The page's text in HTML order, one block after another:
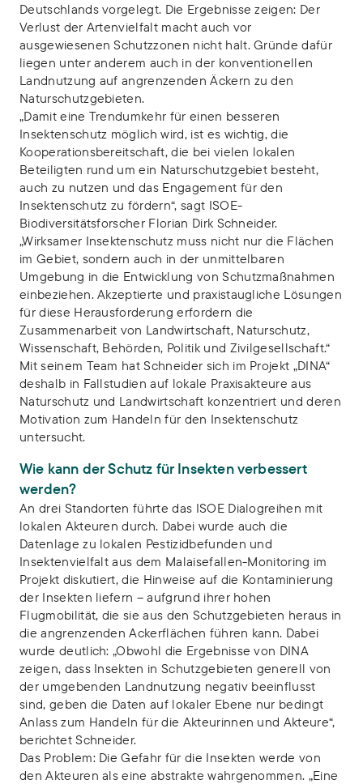
Deutschlands vorgelegt. Die Ergebnisse zeigen: Der
Verlust der Artenvielfalt macht auch vor
ausgewiesenen Schutzzonen nicht halt. Gründe dafür
liegen unter anderem auch in der konventionellen
Landnutzung auf angrenzenden Äckern zu den
Naturschutzgebieten.
„Damit eine Trendumkehr für einen besseren
Insektenschutz möglich wird, ist es wichtig, die
Kooperationsbereitschaft, die bei vielen lokalen
Beteiligten rund um ein Naturschutzgebiet besteht,
auch zu nutzen und das Engagement für den
Insektenschutz zu fördern“, sagt ISOE-
Biodiversitätsforscher Florian Dirk Schneider.
„Wirksamer Insektenschutz muss nicht nur die Flächen
im Gebiet, sondern auch in der unmittelbaren
Umgebung in die Entwicklung von Schutzmaßnahmen
einbeziehen. Akzeptierte und praxistaugliche Lösungen
für diese Herausforderung erfordern die
Zusammenarbeit von Landwirtschaft, Naturschutz,
Wissenschaft, Behörden, Politik und Zivilgesellschaft.“
Mit seinem Team hat Schneider sich im Projekt „DINA“
deshalb in Fallstudien auf lokale Praxisakteure aus
Naturschutz und Landwirtschaft konzentriert und deren
Motivation zum Handeln für den Insektenschutz
untersucht.
Wie kann der Schutz für Insekten verbessert
werden?
An drei Standorten führte das ISOE Dialogreihen mit
lokalen Akteuren durch. Dabei wurde auch die
Datenlage zu lokalen Pestizidbefunden und
Insektenvielfalt aus dem Malaisefallen-Monitoring im
Projekt diskutiert, die Hinweise auf die Kontaminierung
der Insekten liefern – aufgrund ihrer hohen
Flugmobilität, die sie aus den Schutzgebieten heraus in
die angrenzenden Ackerflächen führen kann. Dabei
wurde deutlich: „Obwohl die Ergebnisse von DINA
zeigen, dass Insekten in Schutzgebieten generell von
der umgebenden Landnutzung negativ beeinflusst
sind, geben die Daten auf lokaler Ebene nur bedingt
Anlass zum Handeln für die Akteurinnen und Akteure“,
berichtet Schneider.
Das Problem: Die Gefahr für die Insekten werde von
den Akteuren als eine abstrakte wahrgenommen. „Eine